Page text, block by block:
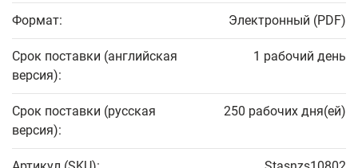
Формат: Электронный (PDF)
Срок поставки (английская
версия):
1 рабочий день
Срок поставки (русская
версия):
250 рабочих дня(ей)